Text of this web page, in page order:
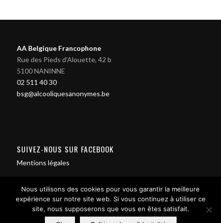
AA Belgique Francophone
Rue des Pieds d'Alouette, 42 b
5100 NANINNE
02 511 40 30
bsg@alcooliquesanonymes.be
SUIVEZ-NOUS SUR FACEBOOK
Mentions légales
Nous utilisons des cookies pour vous garantir la meilleure
expérience sur notre site web. Si vous continuez à utiliser ce
site, nous supposerons que vous en êtes satisfait.
Contact us